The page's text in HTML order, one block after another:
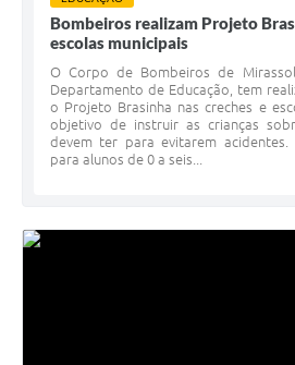
Bombeiros realizam Projeto
escolas municipais
O Corpo de Bombeiros de
Departamento de Educação, tem
o Projeto Brasinha nas creches e
objetivo de instruir as crianças
devem ter para evitarem
para alunos de 0 a seis...